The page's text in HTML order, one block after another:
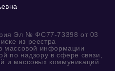
Эл № ФС77-73398 от 03
из реестра
массовой информации
по надзору в сфере связи,
и массовых коммуникаций.